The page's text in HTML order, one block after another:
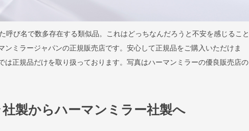
呼び名で数多存在する類似品。これはどっちなんだろうと不安を感じること
ンミラージャパンの正規販売店です。安心して正規品をご購入いただけま
は正規品だけを取り扱っております。写真はハーマンミラーの優良販売店の
製からハーマンミラー社製へ